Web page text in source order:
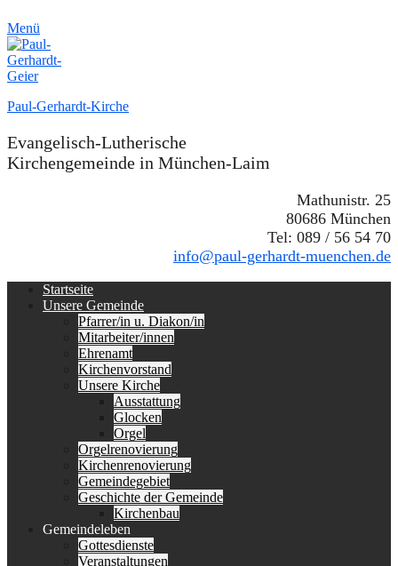
Menü
Paul-Gerhardt-Kirche
Evangelisch-Lutherische
Kirchengemeinde in München-Laim
Mathunistr. 25
80686 München
Tel: 089 / 56 54 70
info@paul-gerhardt-muenchen.de
Erstes
Menü
Startseite
Unsere Gemeinde
Pfarrer/in u. Diakon/in
Mitarbeiter/innen
Ehrenamt
Kirchenvorstand
Unsere Kirche
Ausstattung
Glocken
Orgel
Orgelrenovierung
Kirchenrenovierung
Gemeindegebiet
Geschichte der Gemeinde
Kirchenbau
Gemeindeleben
Gottesdienste
Veranstaltungen